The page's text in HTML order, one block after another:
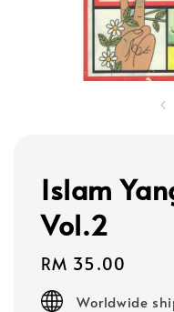
Islam
Vol.2
Regular
price
RM 35.00
Worldwide